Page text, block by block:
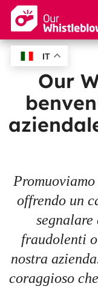
IT
Fai una
Verifica una
Istruzioni e
Our
offrendo un
fraudolenti
nostra
coraggioso